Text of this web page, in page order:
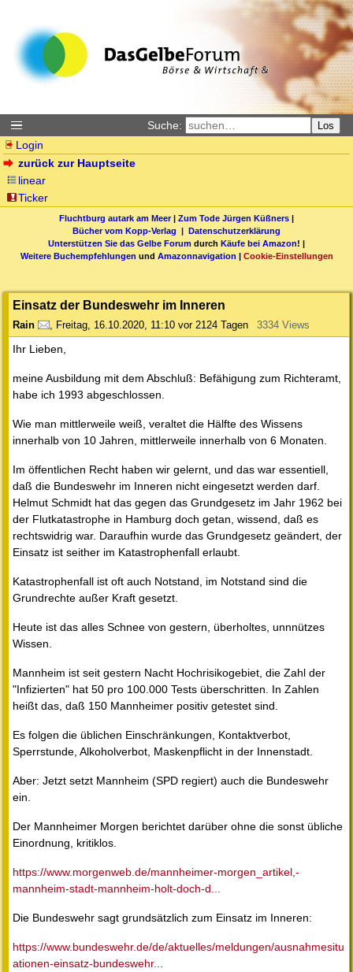
Suche: Los
Login
zurück zur Hauptseite
linear
Ticker
Fluchtburg autark am Meer| Zum Tode Jürgen Küßners |
Bücher vom Kopp-Verlag | Datenschutzerklärung
Unterstützen Sie das Gelbe Forum durch Käufe bei Amazon! |
Weitere Buchempfehlungen und Amazonnavigation | Cookie-Einstellungen
Einsatz der Bundeswehr im Inneren
Rain , Freitag, 16.10.2020, 11:10 vor 2124 Tagen 3334 Views
Ihr Lieben,
meine Ausbildung mit dem Abschluß: Befähigung zum Richteramt,
habe ich 1993 abgeschlossen.
Wie man mittlerweile weiß, veraltet die Hälfte des Wissens
innerhalb von 10 Jahren, mittlerweile innerhalb von 6 Monaten.
Im öffentlichen Recht haben wir gelernt, und das war essentiell,
daß die Bundeswehr im Inneren nicht eingesetzt werden darf.
Helmut Schmidt hat das gegen das Grundgesetz im Jahr 1962 bei
der Flutkatastrophe in Hamburg doch getan, wissend, daß es
rechtswidrig war. Daraufhin wurde das Grundgesetz geändert, der
Einsatz ist seither im Katastrophenfall erlaubt.
Katastrophenfall ist oft auch Notstand, im Notstand sind die
Grundrechte außer Kraft gesetzt.
Heute ist das alles Schnee von gestern, überholtes, unnnützes
Wissen.
Mannheim ist seit gestern Nacht Hochrisikogebiet, die Zahl der
"Infizierten" hat 50 pro 100.000 Tests überschritten. In Zahlen
heißt das, daß 150 Mannheimer positiv getestet sind.
Es folgen die üblichen Einschränkungen, Kontaktverbot,
Sperrstunde, Alkoholverbot, Maskenpflicht in der Innenstadt.
Aber: Jetzt setzt Mannheim (SPD regiert) auch die Bundeswehr
ein.
Der Mannheimer Morgen berichtet darüber ohne die sonst übliche
Einordnung, kritiklos.
https://www.morgenweb.de/mannheimer-morgen_artikel,-
mannheim-stadt-mannheim-holt-doch-d...
Die Bundeswehr sagt grundsätzlich zum Einsatz im Inneren:
https://www.bundeswehr.de/de/aktuelles/meldungen/ausnahmesitu
ationen-einsatz-bundeswehr...